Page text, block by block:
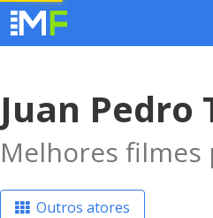
Juan Pedro
Melhores
Outros atores